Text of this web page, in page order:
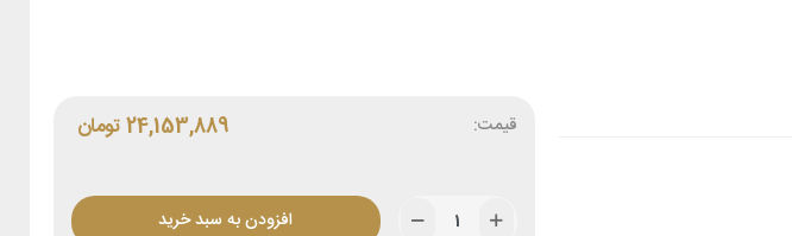
قیمت: تومان24,153,889
افزودن به سبد خرید